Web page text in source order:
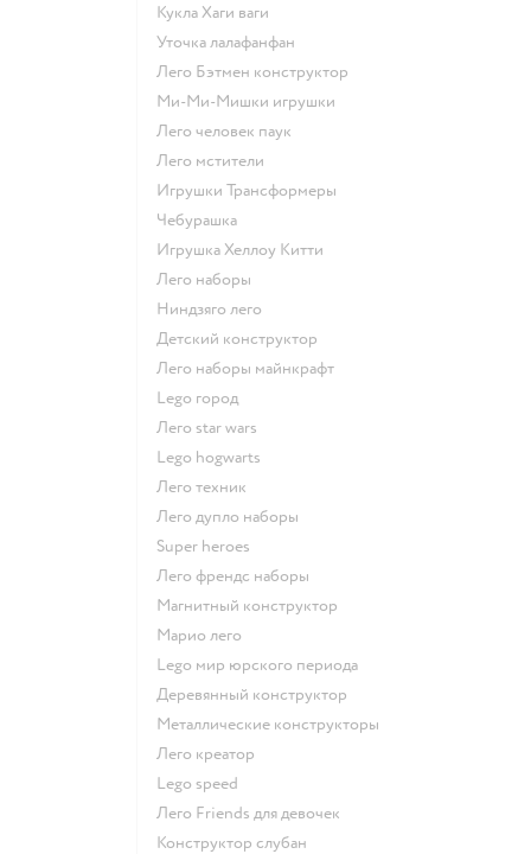
Кукла Хаги ваги
Уточка лалафанфан
Лего Бэтмен конструктор
Ми-Ми-Мишки игрушки
Лего человек паук
Лего мстители
Игрушки Трансформеры
Чебурашка
Игрушка Хеллоу Китти
Лего наборы
Ниндзяго лего
Детский конструктор
Лего наборы майнкрафт
Lego город
Лего star wars
Lego hogwarts
Лего техник
Лего дупло наборы
Super heroes
Лего френдс наборы
Магнитный конструктор
Марио лего
Lego мир юрского периода
Деревянный конструктор
Металлические конструкторы
Лего креатор
Lego speed
Лего Friends для девочек
Конструктор слубан